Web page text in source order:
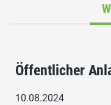
Öffentlicher
10.08.2024